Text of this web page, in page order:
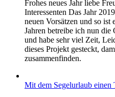
Frohes neues Jahr liebe
Interessenten Das Jahr
neuen Vorsätzen und so ist
Jahren betreibe ich nun
und habe sehr viel Zeit,
dieses Projekt gesteckt,
zusammenfinden.
Mit dem Segelurlaub einen